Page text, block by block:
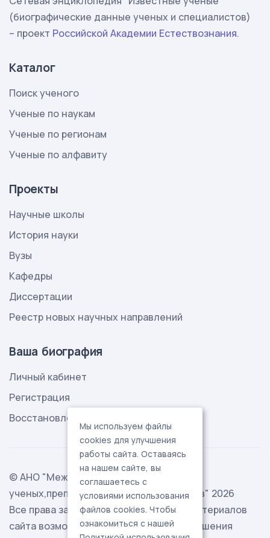
(биографические данные ученых и специалистов)
– проект Российской Академии Естествознания.
Каталог
Поиск ученого
Ученые по наукам
Ученые по регионам
Ученые по алфавиту
Проекты
Научные школы
История науки
Вузы
Кафедры
Диссертации
Реестр новых научных направлений
Ваша биография
Личный кабинет
Регистрация
Восстановление пароля
© АНО "Международная ассоциация
ученых,преподавателей и специалистов" 2026
Все права защищены. Использование материалов
сайта возможно исключительно с разрешения
Мы используем файлы
cookies для улучшения
работы сайта. Оставаясь
на нашем сайте, вы
соглашаетесь с
условиями использования
файлов cookies. Чтобы
ознакомиться с нашей